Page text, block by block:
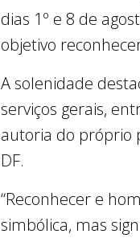
dias 1º e 8 de
objetivo
A solenidade
serviços gerais,
autoria do próprio
DF.
“Reconhecer e
simbólica, mas